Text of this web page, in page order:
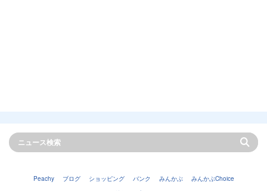
Peachy ブログ ショッピング バンク みんかぶ
みんかぶChoice